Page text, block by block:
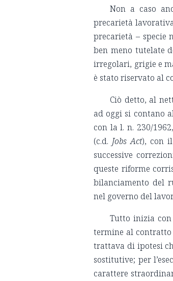
Non a caso
precarietà
precarietà –
ben meno tutelate
irregolari, grigie e
è stato riservato al
Ciò detto, al
ad oggi si contano
con la l. n. 230/
(c.d. Jobs Act), con
successive
queste riforme
bilanciamento del
nel governo del
Tutto inizia con
termine al contratto
trattava di ipotesi
sostitutive; per
carattere